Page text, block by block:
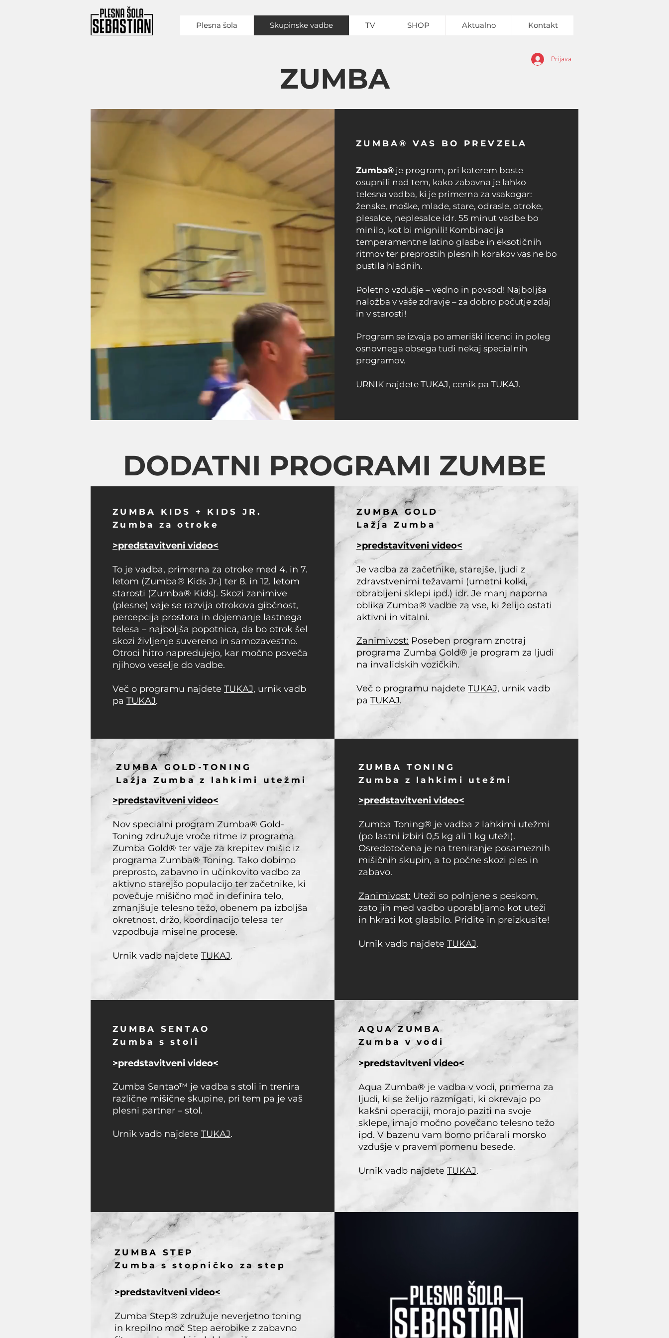
Plesna šola Skupinske vadbe TV SHOP Aktualno Kontakt
Prijava
ZUMBA
ZUMBA® VAS BO PREVZELA
Zumba® je program, pri katerem boste
osupnili nad tem, kako zabavna je lahko
telesna vadba, ki je primerna za vsakogar:
ženske, moške, mlade, stare, odrasle, otroke,
plesalce, neplesalce idr. 55 minut vadbe bo
minilo, kot bi mignili! Kombinacija
temperamentne latino glasbe in eksotičnih
ritmov ter preprostih plesnih korakov vas ne bo
pustila hladnih.
Poletno vzdušje – vedno in povsod! Najboljša
naložba v vaše zdravje – za dobro počutje zdaj
in v starosti!
Program se izvaja po ameriški licenci in poleg
osnovnega obsega tudi nekaj specialnih
programov.
URNIK najdete TUKAJ, cenik pa TUKAJ.
DODATNI PROGRAMI ZUMBE
ZUMBA KIDS + KIDS JR.
Zumba za otroke
>predstavitveni video<
To je vadba, primerna za otroke med 4. in 7.
letom (Zumba® Kids Jr.) ter 8. in 12. letom
starosti (Zumba® Kids). Skozi zanimive
(plesne) vaje se razvija otrokova gibčnost,
percepcija prostora in dojemanje lastnega
telesa – najboljša popotnica, da bo otrok šel
skozi življenje suvereno in samozavestno.
Otroci hitro napredujejo, kar močno poveča
njihovo veselje do vadbe.
Več o programu najdete TUKAJ, urnik vadb
pa TUKAJ.
ZUMBA GOLD
Lažja Zumba
>predstavitveni video<
Je vadba za začetnike, starejše, ljudi z
zdravstvenimi težavami (umetni kolki,
obrabljeni sklepi ipd.) idr. Je manj naporna
oblika Zumba® vadbe za vse, ki želijo ostati
aktivni in vitalni.
Zanimivost: Poseben program znotraj
programa Zumba Gold® je program za ljudi
na invalidskih vozičkih.
Več o programu najdete TUKAJ, urnik vadb
pa TUKAJ.
ZUMBA GOLD-TONING
Lažja Zumba z lahkimi utežmi
>predstavitveni video<
Nov specialni program Zumba® Gold-
Toning združuje vroče ritme iz programa
Zumba Gold® ter vaje za krepitev mišic iz
programa Zumba® Toning. Tako dobimo
preprosto, zabavno in učinkovito vadbo za
aktivno starejšo populacijo ter začetnike, ki
povečuje mišično moč in definira telo,
zmanjšuje telesno težo, obenem pa izboljša
okretnost, držo, koordinacijo telesa ter
vzpodbuja miselne procese.
Urnik vadb najdete TUKAJ.
ZUMBA TONING
Zumba z lahkimi utežmi
>predstavitveni video<
Zumba Toning® je vadba z lahkimi utežmi
(po lastni izbiri 0,5 kg ali 1 kg uteži).
Osredotočena je na treniranje posameznih
mišičnih skupin, a to počne skozi ples in
zabavo.
Zanimivost: Uteži so polnjene s peskom,
zato jih med vadbo uporabljamo kot uteži
in hkrati kot glasbilo. Pridite in preizkusite!
Urnik vadb najdete TUKAJ.
ZUMBA SENTAO
Zumba s stoli
>predstavitveni video<
Zumba Sentao™ je vadba s stoli in trenira
različne mišične skupine, pri tem pa je vaš
plesni partner – stol.
Urnik vadb najdete TUKAJ.
AQUA ZUMBA
Zumba v vodi
>predstavitveni video<
Aqua Zumba® je vadba v vodi, primerna za
ljudi, ki se želijo razmigati, ki okrevajo po
kakšni operaciji, morajo paziti na svoje
sklepe, imajo močno povečano telesno težo
ipd. V bazenu vam bomo pričarali morsko
vzdušje v pravem pomenu besede.
Urnik vadb najdete TUKAJ.
ZUMBA STEP
Zumba s stopničko za step
>predstavitveni video<
Zumba Step® združuje neverjetno toning
in krepilno moč Step aerobike z zabavno